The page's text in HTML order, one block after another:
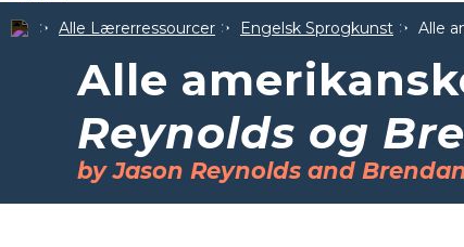
Alle Lærerressourcer Engelsk Sprogkunst Alle
Alle
Reynolds og
by Jason Reynolds and